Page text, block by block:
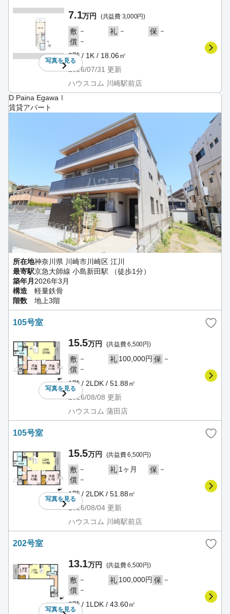
写真を見る
7.1万円 (共益費 3,000円)
敷 － 礼 － 保 －
償 －
3階 / 1K / 18.06㎡
2026/07/31 更新
ハウスコム 川崎駅前店
D Paina EgawaⅠ
賃貸アパート
所在地神奈川県 川崎市川崎区 江川
最寄駅京急大師線 小島新田駅 （徒歩1分）
築年月2026年3月
構造
軽量鉄骨
階数
地上3階
105号室
写真を見る
15.5万円 (共益費 6,500円)
敷 － 礼 100,000円 保 －
償 －
1階 / 2LDK / 51.88㎡
2026/08/08 更新
ハウスコム 蒲田店
105号室
写真を見る
15.5万円 (共益費 6,500円)
敷 － 礼 1ヶ月 保 －
償 －
1階 / 2LDK / 51.88㎡
2026/08/04 更新
ハウスコム 川崎駅前店
202号室
写真を見る
13.1万円 (共益費 6,500円)
敷 － 礼 100,000円 保 －
償 －
2階 / 1LDK / 43.60㎡